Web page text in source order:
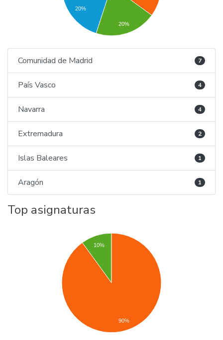
20%
20%
Comunidad de Madrid 7
País Vasco 4
Navarra 4
Extremadura 2
Islas Baleares 1
Aragón 1
Top asignaturas
10%
90%